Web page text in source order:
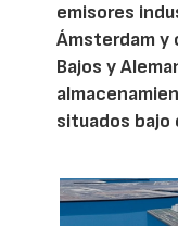
emisores
Ámsterdam y
Bajos y
situados bajo